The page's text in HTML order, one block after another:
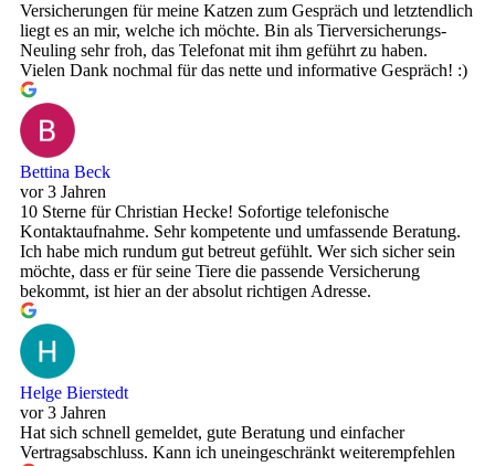
Versicherungen für meine Katzen zum Gespräch und letztendlich
liegt es an mir, welche ich möchte. Bin als Tierversicherungs-
Neuling sehr froh, das Telefonat mit ihm geführt zu haben.
Vielen Dank nochmal für das nette und informative Gespräch! :)
Bettina Beck
vor 3 Jahren
10 Sterne für Christian Hecke! Sofortige telefonische
Kontaktaufnahme. Sehr kompetente und umfassende Beratung.
Ich habe mich rundum gut betreut gefühlt. Wer sich sicher sein
möchte, dass er für seine Tiere die passende Versicherung
bekommt, ist hier an der absolut richtigen Adresse.
Helge Bierstedt
vor 3 Jahren
Hat sich schnell gemeldet, gute Beratung und einfacher
Vertragsabschluss. Kann ich uneingeschränkt weiterempfehlen